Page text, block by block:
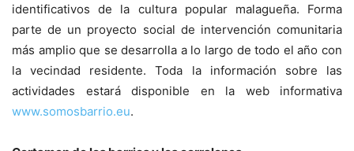
identificativos de la cultura popular malagueña. Forma
parte de un proyecto social de intervención comunitaria
más amplio que se desarrolla a lo largo de todo el año con
la vecindad residente. Toda la información sobre las
actividades estará disponible en la web informativa
www.somosbarrio.eu.